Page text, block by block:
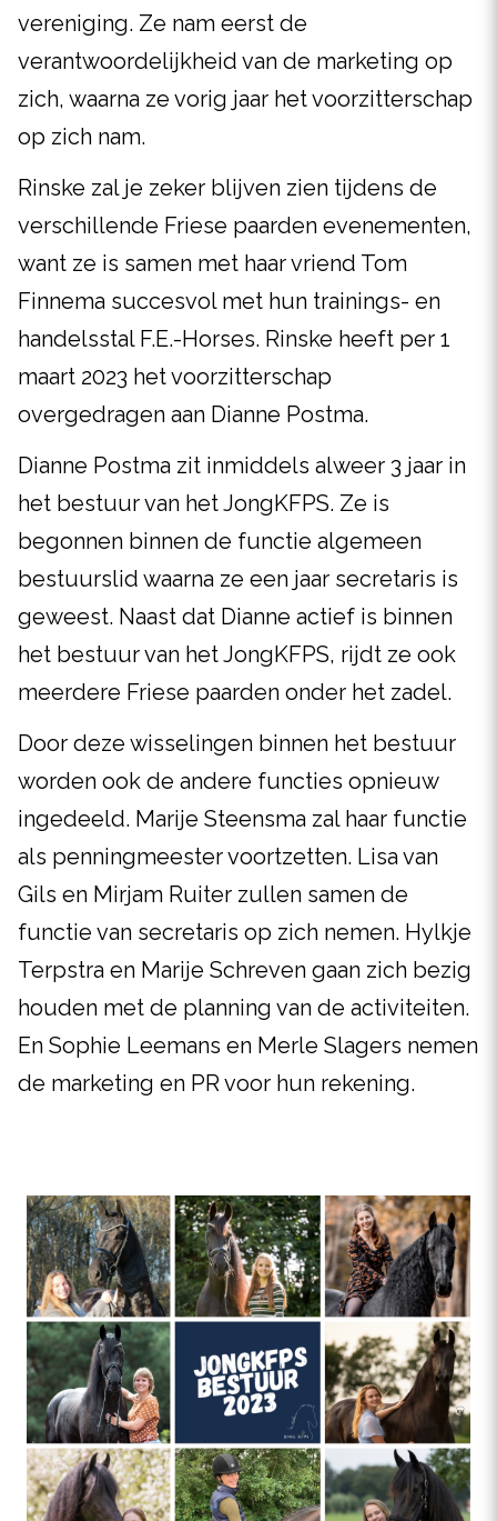
vereniging. Ze nam eerst de
verantwoordelijkheid van de marketing op
zich, waarna ze vorig jaar het voorzitterschap
op zich nam.
Rinske zal je zeker blijven zien tijdens de
verschillende Friese paarden evenementen,
want ze is samen met haar vriend Tom
Finnema succesvol met hun trainings- en
handelsstal F.E.-Horses. Rinske heeft per 1
maart 2023 het voorzitterschap
overgedragen aan Dianne Postma.
Dianne Postma zit inmiddels alweer 3 jaar in
het bestuur van het JongKFPS. Ze is
begonnen binnen de functie algemeen
bestuurslid waarna ze een jaar secretaris is
geweest. Naast dat Dianne actief is binnen
het bestuur van het JongKFPS, rijdt ze ook
meerdere Friese paarden onder het zadel.
Door deze wisselingen binnen het bestuur
worden ook de andere functies opnieuw
ingedeeld. Marije Steensma zal haar functie
als penningmeester voortzetten. Lisa van
Gils en Mirjam Ruiter zullen samen de
functie van secretaris op zich nemen. Hylkje
Terpstra en Marije Schreven gaan zich bezig
houden met de planning van de activiteiten.
En Sophie Leemans en Merle Slagers nemen
de marketing en PR voor hun rekening.